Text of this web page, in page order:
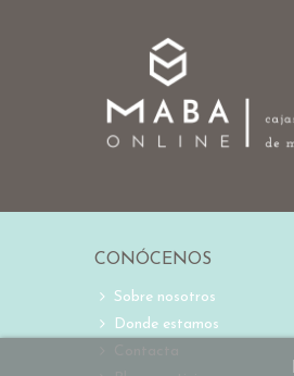
CONÓCENOS
Sobre nosotros
Donde estamos